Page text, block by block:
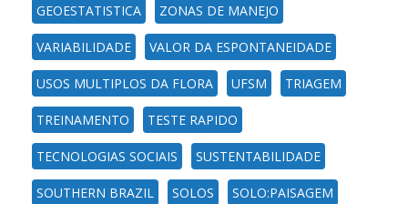
GEOESTATISTICA ZONAS DE MANEJO
VARIABILIDADE VALOR DA ESPONTANEIDADE
USOS MULTIPLOS DA FLORA UFSM TRIAGEM
TREINAMENTO TESTE RAPIDO
TECNOLOGIAS SOCIAIS SUSTENTABILIDADE
SOUTHERN BRAZIL SOLOS SOLO:PAISAGEM